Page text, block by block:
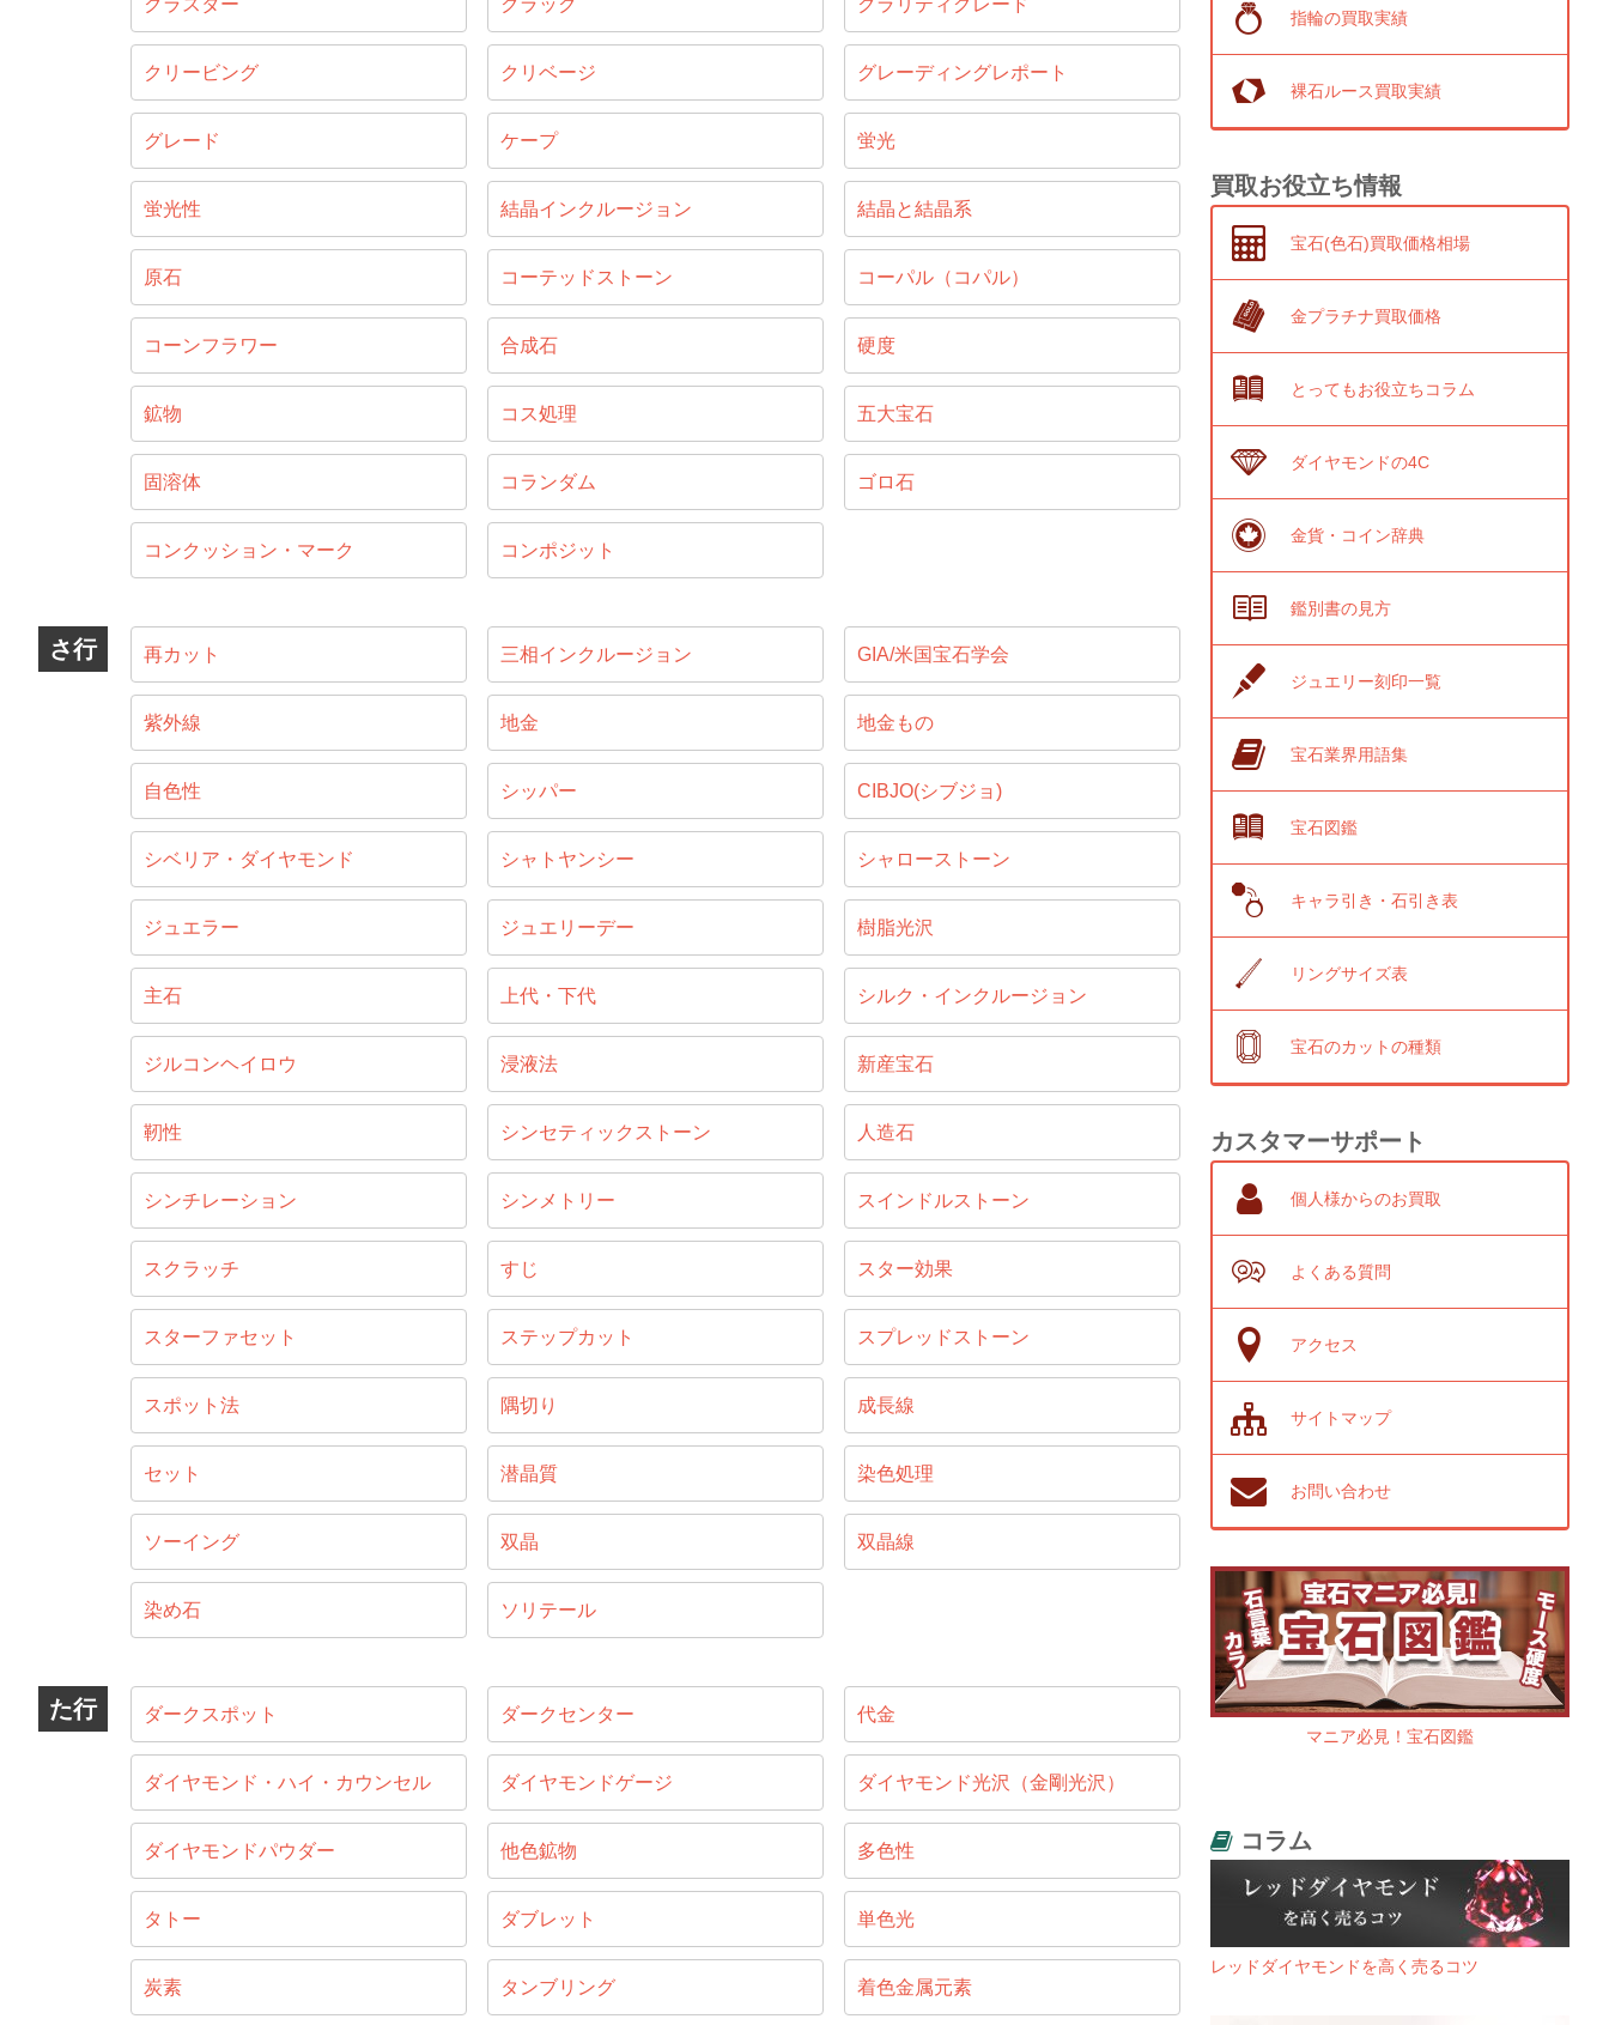
クラスター クラック クラリティグレード
クリービング クリベージ グレーディングレポート
グレード ケープ 蛍光
蛍光性 結晶インクルージョン 結晶と結晶系
原石 コーテッドストーン コーパル（コパル）
コーンフラワー 合成石 硬度
鉱物 コス処理 五大宝石
固溶体 コランダム ゴロ石
コンクッション・マーク コンポジット
さ行 再カット 三相インクルージョン GIA/米国宝石学会
紫外線 地金 地金もの
自色性 シッパー CIBJO(シブジョ)
シベリア・ダイヤモンド シャトヤンシー シャローストーン
ジュエラー ジュエリーデー 樹脂光沢
主石 上代・下代 シルク・インクルージョン
ジルコンヘイロウ 浸液法 新産宝石
靭性 シンセティックストーン 人造石
シンチレーション シンメトリー スインドルストーン
スクラッチ すじ スター効果
スターファセット ステップカット スプレッドストーン
スポット法 隅切り 成長線
セット 潜晶質 染色処理
ソーイング 双晶 双晶線
染め石 ソリテール
た行 ダークスポット ダークセンター 代金
ダイヤモンド・ハイ・カウンセル ダイヤモンドゲージ ダイヤモンド光沢（金剛光沢）
ダイヤモンドパウダー 他色鉱物 多色性
タトー ダブレット 単色光
炭素 タンブリング 着色金属元素
指輪の買取実績
裸石ルース買取実績
買取お役立ち情報
宝石(色石)買取価格相場
金プラチナ買取価格
とってもお役立ちコラム
ダイヤモンドの4C
金貨・コイン辞典
鑑別書の見方
ジュエリー刻印一覧
宝石業界用語集
宝石図鑑
キャラ引き・石引き表
リングサイズ表
宝石のカットの種類
カスタマーサポート
個人様からのお買取
よくある質問
アクセス
サイトマップ
お問い合わせ
マニア必見！宝石図鑑
コラム
レッドダイヤモンドを高く売るコツ